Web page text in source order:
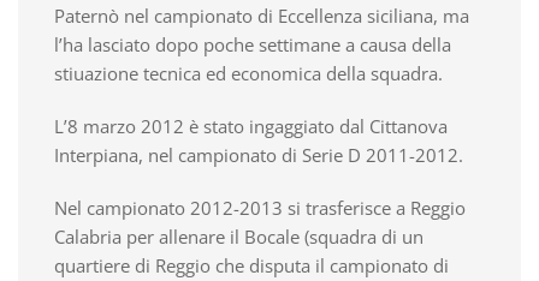
Paternò nel campionato di Eccellenza siciliana, ma
l’ha lasciato dopo poche settimane a causa della
stiuazione tecnica ed economica della squadra.
L’8 marzo 2012 è stato ingaggiato dal Cittanova
Interpiana, nel campionato di Serie D 2011-2012.
Nel campionato 2012-2013 si trasferisce a Reggio
Calabria per allenare il Bocale (squadra di un
quartiere di Reggio che disputa il campionato di